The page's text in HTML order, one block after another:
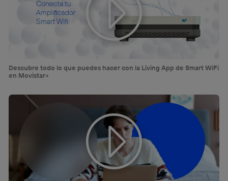
Descubre todo lo que puedes hacer con la Living App de Smart WiFi
en Movistar+
“Administrar Utiq” en la parte inferior de esta página web o
visitando el portal de privacidad de Utiq
(“consenthub”)
. Para más información, consulta
política de privacidad de Utiq.